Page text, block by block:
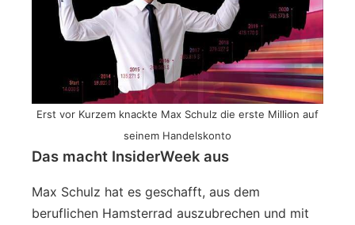
Erst vor Kurzem knackte Max Schulz die erste Million auf
seinem Handelskonto
Das macht InsiderWeek aus
Max Schulz hat es geschafft, aus dem
beruflichen Hamsterrad auszubrechen und mit